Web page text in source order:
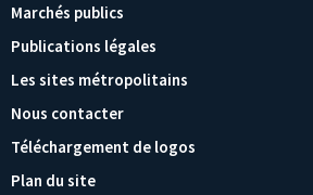
Marchés publics
Publications légales
Les sites métropolitains
Nous contacter
Téléchargement de logos
Plan du site